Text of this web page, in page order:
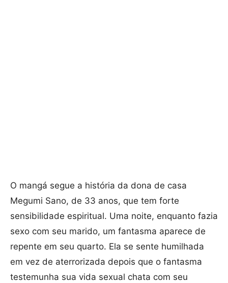
O mangá segue a história da dona de casa
Megumi Sano, de 33 anos, que tem forte
sensibilidade espiritual. Uma noite, enquanto fazia
sexo com seu marido, um fantasma aparece de
repente em seu quarto. Ela se sente humilhada
em vez de aterrorizada depois que o fantasma
testemunha sua vida sexual chata com seu